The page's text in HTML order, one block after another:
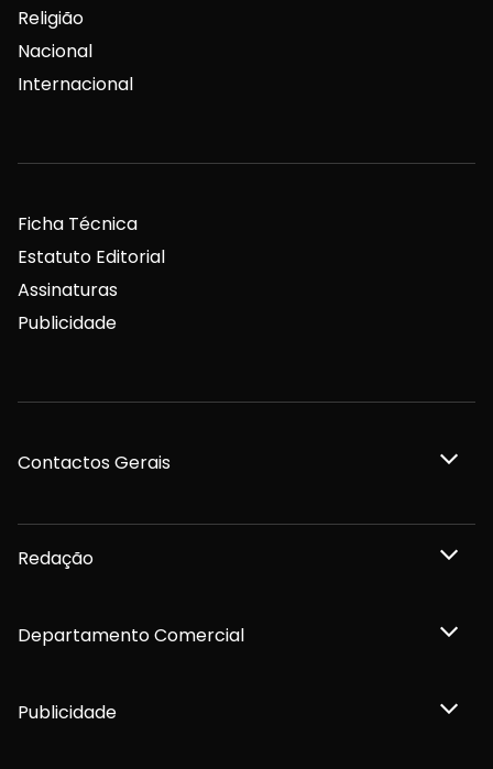
Religião
Nacional
Internacional
Ficha Técnica
Estatuto Editorial
Assinaturas
Publicidade
Contactos Gerais
Redação
Departamento Comercial
Publicidade